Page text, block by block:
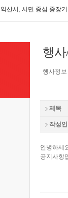
익산시, 시민 중심 중장
익산시립예술단, '예술아
익산글로벌문화관, 그림
익산 '모현삼성치과', 나
전북은행, 익산 취약계
행
행사정
제목
작성인
안녕하세
공지사항